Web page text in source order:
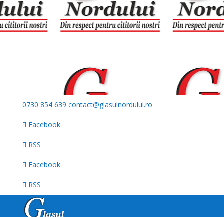
0730 854 639 contact@glasulnordului.ro
Facebook
RSS
Facebook
RSS